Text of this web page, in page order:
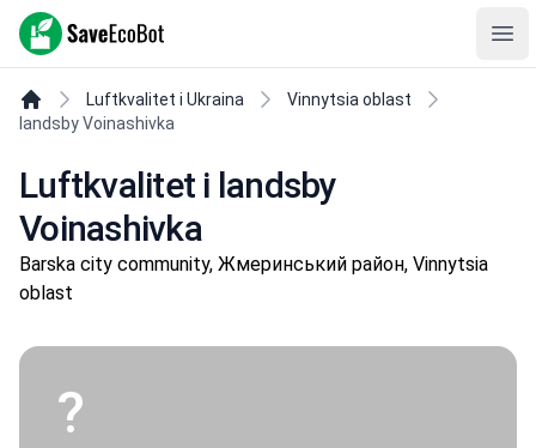
SaveEcoBot
Luftkvalitet i Ukraina
Vinnytsia oblast
landsby Voinashivka
Luftkvalitet i landsby
Voinashivka
Barska city community, Жмеринський район, Vinnytsia
oblast
?